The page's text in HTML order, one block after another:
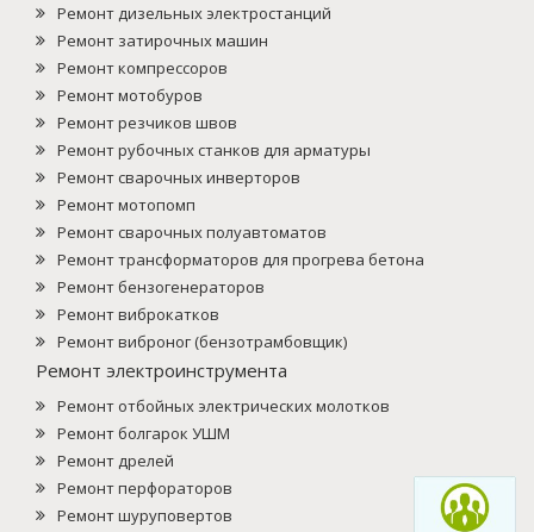
Ремонт дизельных электростанций
Ремонт затирочных машин
Ремонт компрессоров
Ремонт мотобуров
Ремонт резчиков швов
Ремонт рубочных станков для арматуры
Ремонт сварочных инверторов
Ремонт мотопомп
Ремонт сварочных полуавтоматов
Ремонт трансформаторов для прогрева бетона
Ремонт бензогенераторов
Ремонт виброкатков
Ремонт виброног (бензотрамбовщик)
Ремонт электроинструмента
Ремонт отбойных электрических молотков
Ремонт болгарок УШМ
Ремонт дрелей
Ремонт перфораторов
Ремонт шуруповертов